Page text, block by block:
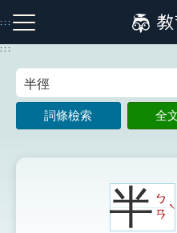
到
主
:::
注音索引圖示 筆畫索
:::
詞條檢索 全
半ㄅ
ㄢ
ˋ